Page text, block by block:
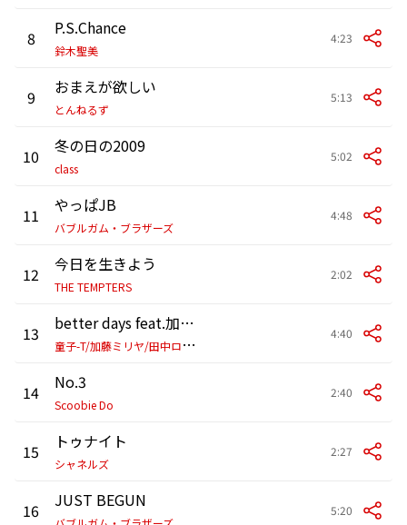
8 P.S.Chance
鈴木聖美
4:23
9 おまえが欲しい
とんねるず
5:13
10 冬の日の2009
class
5:02
11 やっぱJB
バブルガム・ブラザーズ
4:48
12 今日を生きよう
THE TEMPTERS
2:02
13
better days feat.加藤ミリヤ,田中ロウマ
童
子-T/加藤ミリヤ/田中ロウマ
4:40
14 No.3
Scoobie Do
2:40
15 トゥナイト
シャネルズ
2:27
16 JUST BEGUN 5:20